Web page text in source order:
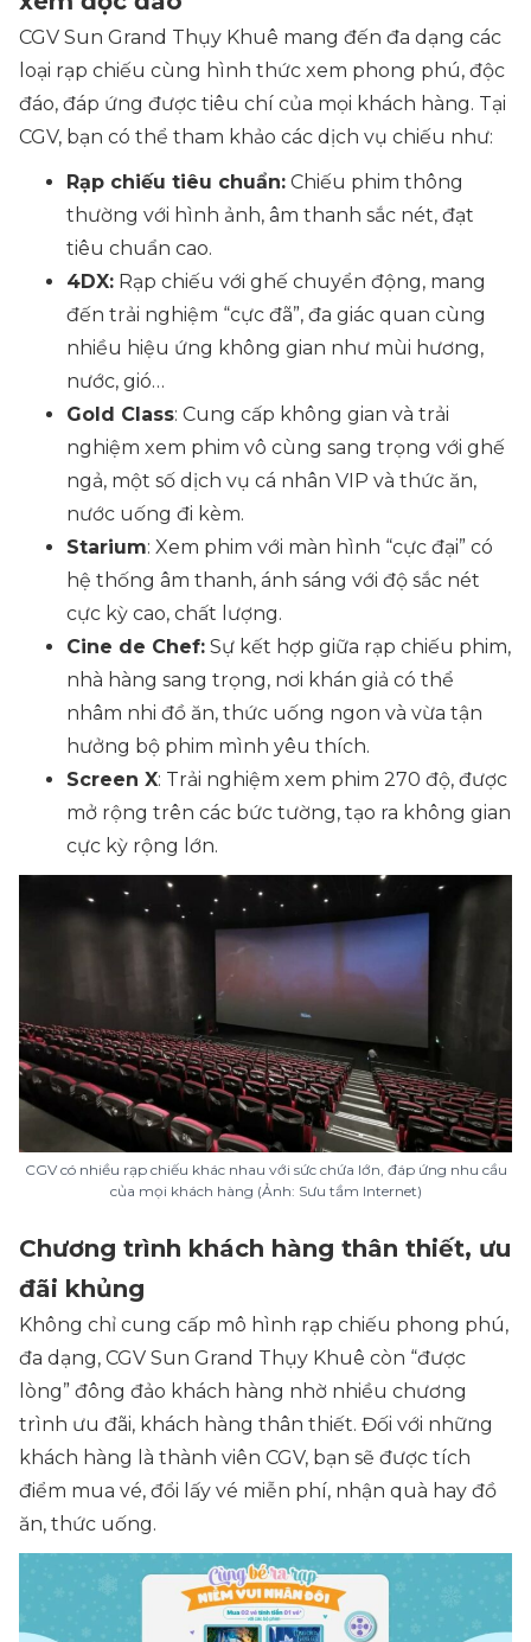
CGV Sun Grand Thụy Khuê mang đến đa dạng các
loại rạp chiếu cùng hình thức xem phong phú, độc
đáo, đáp ứng được tiêu chí của mọi khách hàng. Tại
CGV, bạn có thể tham khảo các dịch vụ chiếu như:
Rạp chiếu tiêu chuẩn: Chiếu phim thông
thường với hình ảnh, âm thanh sắc nét, đạt
tiêu chuẩn cao.
4DX: Rạp chiếu với ghế chuyển động, mang
đến trải nghiệm “cực đã”, đa giác quan cùng
nhiều hiệu ứng không gian như mùi hương,
nước, gió…
Gold Class: Cung cấp không gian và trải
nghiệm xem phim vô cùng sang trọng với ghế
ngả, một số dịch vụ cá nhân VIP và thức ăn,
nước uống đi kèm.
Starium: Xem phim với màn hình “cực đại” có
hệ thống âm thanh, ánh sáng với độ sắc nét
cực kỳ cao, chất lượng.
Cine de Chef: Sự kết hợp giữa rạp chiếu phim,
nhà hàng sang trọng, nơi khán giả có thể
nhâm nhi đồ ăn, thức uống ngon và vừa tận
hưởng bộ phim mình yêu thích.
Screen X: Trải nghiệm xem phim 270 độ, được
mở rộng trên các bức tường, tạo ra không gian
cực kỳ rộng lớn.
CGV có nhiều rạp chiếu khác nhau với sức chứa lớn, đáp ứng nhu cầu
của mọi khách hàng (Ảnh: Sưu tầm Internet)
Chương trình khách hàng thân thiết, ưu
đãi khủng
Không chỉ cung cấp mô hình rạp chiếu phong phú,
đa dạng, CGV Sun Grand Thụy Khuê còn “được
lòng” đông đảo khách hàng nhờ nhiều chương
trình ưu đãi, khách hàng thân thiết. Đối với những
khách hàng là thành viên CGV, bạn sẽ được tích
điểm mua vé, đổi lấy vé miễn phí, nhận quà hay đồ
ăn, thức uống.